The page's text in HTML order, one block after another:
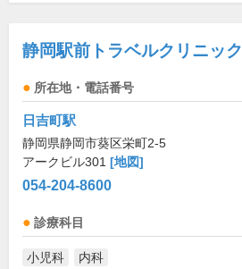
静岡駅前トラベルクリニック
所在地・電話番号
日吉町駅
静岡県静岡市葵区栄町2-5
アークビル301 [地図]
054-204-8600
診療科目
小児科 内科